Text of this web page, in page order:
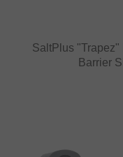
SaltPlus "Trapez"
Barrier